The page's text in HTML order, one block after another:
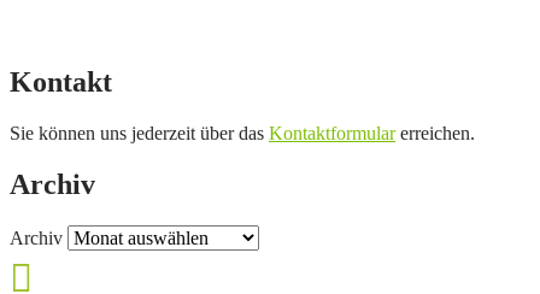
Kontakt
Sie können uns jederzeit über das Kontaktformularerreichen.
Archiv
Archiv